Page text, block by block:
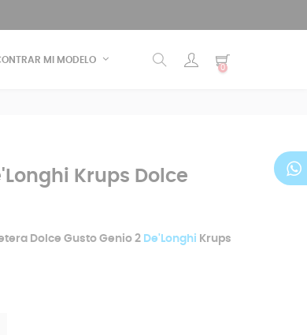
MI MODELO
0
Krups Dolce
Dolce Gusto Genio 2 De'Longhi Krups